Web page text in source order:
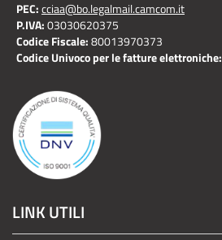
PEC:cciaa@bo.legalmail.camcom.it
P.IVA:03030620375
Codice Fiscale:80013970373
Codice Univoco per le fatture elettroniche:
LINK UTILI